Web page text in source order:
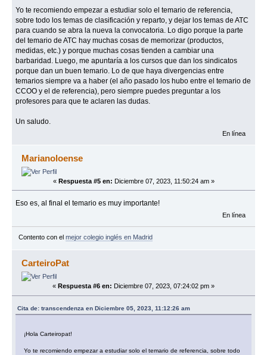
Yo te recomiendo empezar a estudiar solo el temario de referencia,
sobre todo los temas de clasificación y reparto, y dejar los temas de ATC
para cuando se abra la nueva la convocatoria. Lo digo porque la parte
del temario de ATC hay muchas cosas de memorizar (productos,
medidas, etc.) y porque muchas cosas tienden a cambiar una
barbaridad. Luego, me apuntaría a los cursos que dan los sindicatos
porque dan un buen temario. Lo de que haya divergencias entre
temarios siempre va a haber (el año pasado los hubo entre el temario de
CCOO y el de referencia), pero siempre puedes preguntar a los
profesores para que te aclaren las dudas.
Un saludo.
En línea
Marianoloense
« Respuesta #5 en: Diciembre 07, 2023, 11:50:24 am »
Eso es, al final el temario es muy importante!
En línea
Contento con el mejor colegio inglés en Madrid
CarteiroPat
« Respuesta #6 en: Diciembre 07, 2023, 07:24:02 pm »
Cita de: transcendenza en Diciembre 05, 2023, 11:12:26 am
¡Hola Carteiropat!
Yo te recomiendo empezar a estudiar solo el temario de referencia, sobre todo